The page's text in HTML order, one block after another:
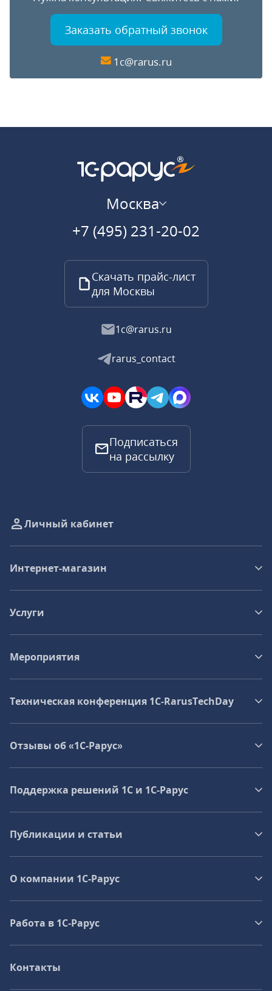
Заказать обратный звонок
1c@rarus.ru
Москва
+7 (495) 231-20-02
Скачать прайс-лист
для Москвы
1c@rarus.ru
rarus_contact
Подписаться
на рассылку
Личный кабинет
Интернет-магазин
Услуги
Мероприятия
Техническая конференция 1C‑RarusTechDay
Отзывы об «1С-Рарус»
Поддержка решений 1С и 1С‑Рарус
Публикации и статьи
О компании 1C-Рарус
Работа в 1С‑Рарус
Контакты